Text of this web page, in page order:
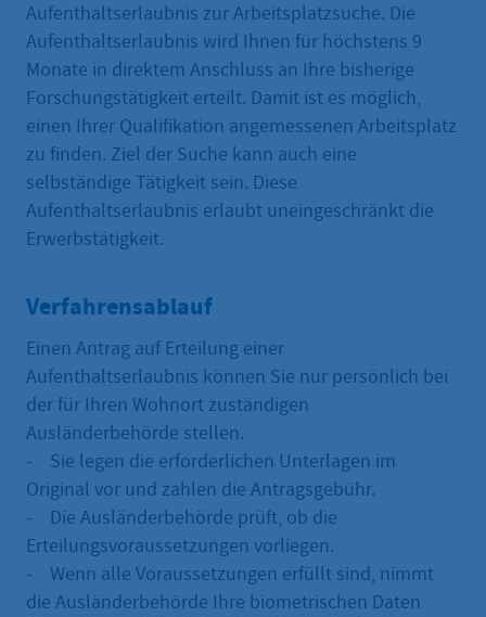
Aufenthaltserlaubnis zur Arbeitsplatzsuche. Die
Aufenthaltserlaubnis wird Ihnen für höchstens 9
Monate in direktem Anschluss an Ihre bisherige
Forschungstätigkeit erteilt. Damit ist es möglich,
einen Ihrer Qualifikation angemessenen Arbeitsplatz
zu finden. Ziel der Suche kann auch eine
selbständige Tätigkeit sein. Diese
Aufenthaltserlaubnis erlaubt uneingeschränkt die
Erwerbstätigkeit.
Verfahrensablauf
Einen Antrag auf Erteilung einer
Aufenthaltserlaubnis können Sie nur persönlich bei
der für Ihren Wohnort zuständigen
Ausländerbehörde stellen.
- Sie legen die erforderlichen Unterlagen im
Original vor und zahlen die Antragsgebühr.
- Die Ausländerbehörde prüft, ob die
Erteilungsvoraussetzungen vorliegen.
- Wenn alle Voraussetzungen erfüllt sind, nimmt
die Ausländerbehörde Ihre biometrischen Daten